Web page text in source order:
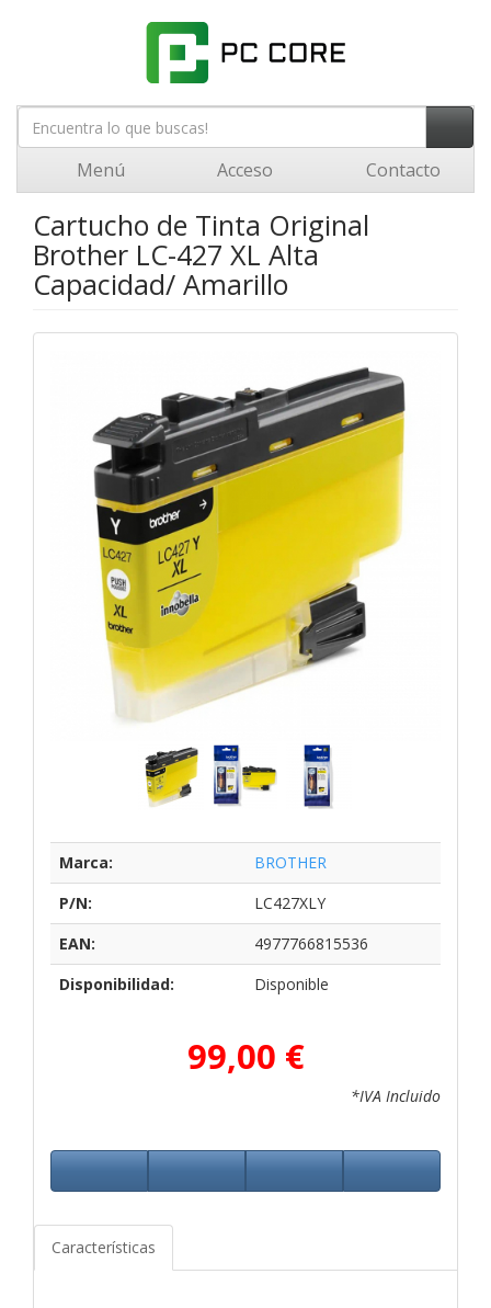
Menú Acceso Contacto
Cartucho de Tinta Original
Brother LC-427 XL Alta
Capacidad/ Amarillo
Marca:
BROTHER
P/N:
LC427XLY
EAN:
4977766815536
Disponibilidad:
Disponible
99,00 €
*IVA Incluido
Características